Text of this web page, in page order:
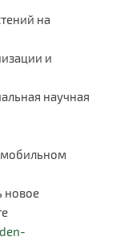
на
и
научная
мобильном
новое